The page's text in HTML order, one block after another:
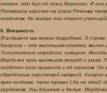
поняла: это был её отец Верхолаз. И она
Попавшись нарочно на глаза Речному
котёнком. Но вскоре она станет
6. Внешность
(Распишите как можно подробнее. 3
Катрина – это маленькая кошечка, милая
Телосложение стройное, изящное.
Мордочка чуть вытянута вперёд и узкая.
особенно если сравнить с её окрасом.
обведённые коричневой каёмкой. Хитрое
ярко-зелёные, типа травки ( да не этой!
сердечком. Усы длинные и белые.